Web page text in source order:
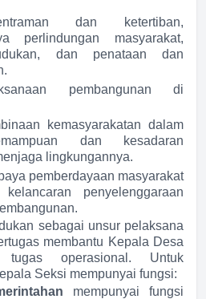
dan ketertiban,
perlindungan masyarakat,
dan penataan dan
pembangunan di
kemasyarakatan dalam
dan kesadaran
lingkungannya.
pemberdayaan masyarakat
penyelenggaraan
sebagai unsur pelaksana
membantu Kepala Desa
tugas operasional. Untuk
Seksi mempunyai fungsi:
mempunyai fungsi